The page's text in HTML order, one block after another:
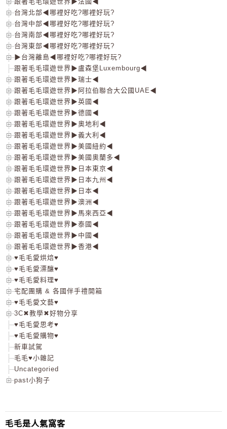
台灣北部◀哪裡好吃?哪裡好玩?
台灣中部◀哪裡好吃?哪裡好玩?
台灣南部◀哪裡好吃?哪裡好玩?
台灣東部◀哪裡好吃?哪裡好玩?
▶台灣離島◀哪裡好吃?哪裡好玩?
跟著毛毛環遊世界▶盧森堡Luxembourg◀
跟著毛毛環遊世界▶瑞士◀
跟著毛毛環遊世界▶阿拉伯聯合大公國UAE◀
跟著毛毛環遊世界▶英國◀
跟著毛毛環遊世界▶德國◀
跟著毛毛環遊世界▶奧地利◀
跟著毛毛環遊世界▶義大利◀
跟著毛毛環遊世界▶美國紐約◀
跟著毛毛環遊世界▶美國奧蘭多◀
跟著毛毛環遊世界▶日本東京◀
跟著毛毛環遊世界▶日本九州◀
跟著毛毛環遊世界▶日本◀
跟著毛毛環遊世界▶澳洲◀
跟著毛毛環遊世界▶馬來西亞◀
跟著毛毛環遊世界▶泰國◀
跟著毛毛環遊世界▶中國◀
跟著毛毛環遊世界▶香港◀
♥毛毛愛烘焙♥
♥毛毛愛漂釀♥
♥毛毛愛料理♥
宅配團購 & 各國伴手禮開箱
♥毛毛愛文藝♥
3C✖教學✖好物分享
♥毛毛愛思考♥
♥毛毛愛購物♥
新車試駕
毛毛♥小雜記
Uncategoried
past小狗子
毛毛是人氣窩客